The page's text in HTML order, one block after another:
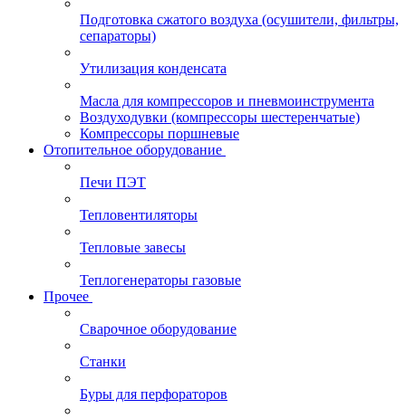
Подготовка сжатого воздуха (осушители, фильтры,
сепараторы)
Утилизация конденсата
Масла для компрессоров и пневмоинструмента
Воздуходувки (компрессоры шестеренчатые)
Компрессоры поршневые
Отопительное оборудование
Печи ПЭТ
Тепловентиляторы
Тепловые завесы
Теплогенераторы газовые
Прочее
Сварочное оборудование
Станки
Буры для перфораторов